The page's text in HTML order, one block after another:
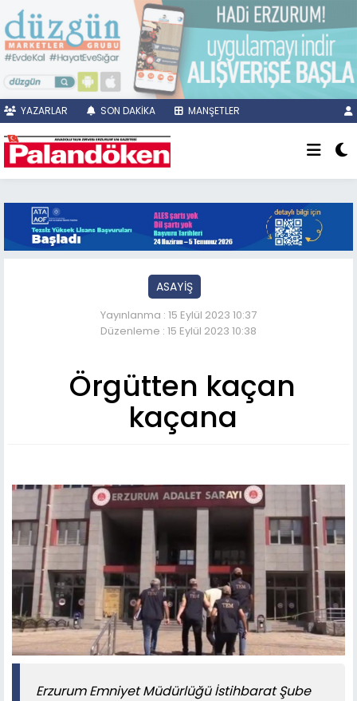
YAZARLAR SON DAKİKA MANŞETLER
ASAYİŞ
Yayınlanma : 15 Eylül 2023 10:37
Düzenleme : 15 Eylül 2023 10:38
Örgütten kaçan
kaçana
Erzurum Emniyet Müdürlüğü İstihbarat Şube